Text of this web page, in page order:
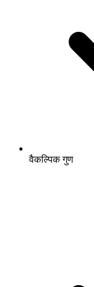
वैकल्पिक गुण